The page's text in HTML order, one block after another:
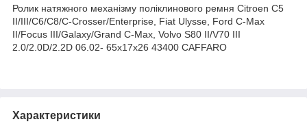
Ролик натяжного механізму поліклинового ремня Citroen C5
II/III/C6/C8/C-Crosser/Enterprise, Fiat Ulysse, Ford C-Max
II/Focus III/Galaxy/Grand C-Max, Volvo S80 II/V70 III
2.0/2.0D/2.2D 06.02- 65x17x26 43400 CAFFARO
Характеристики